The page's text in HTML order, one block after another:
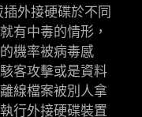
外接硬碟於不同
有中毒的情形，
機率被病毒感
客攻擊或是資料
線檔案被別人拿
行外接硬碟裝置